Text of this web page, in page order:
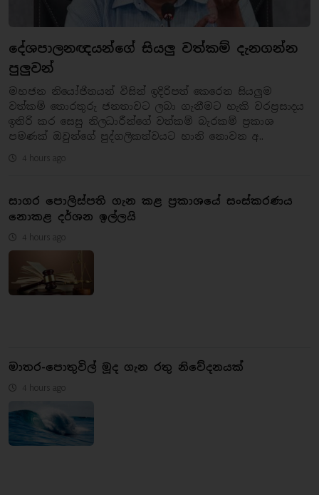
දේශපාලනඥයන්ගේ සියලු වත්කම් දැනගන්න
පුලුවන්
මහජන නියෝජිතයන් විසින් ඉදිරිපත් කෙරෙන සියලුම
වත්කම් තොරතුරු ජනතාවට ලබා ගැනීමට හැකි වරප්‍රසාදය
ඉතිරි කර සෙසු නිලධාරීන්ගේ වත්කම් බැරකම් ප්‍රකාශ
පමණක් ඔවුන්ගේ පුද්ගලිකත්වයට හානි නොවන අ..
4 hours ago
සාගර පොලිස්පති ගැන කළ ප්‍රකාශයේ සංස්කරණය
නොකළ දර්ශන ඉල්ලයි
4 hours ago
මාතර-පොතුවිල් මූද ගැන රතු නිවේදනයක්
4 hours ago